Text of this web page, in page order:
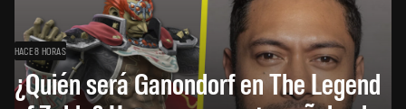
HACE 8 HORAS
¿Quién será Ganondorf en The Legend